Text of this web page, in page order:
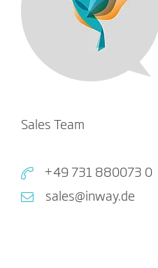
Sales Team
+49 731 880073 0
sales@inway.de